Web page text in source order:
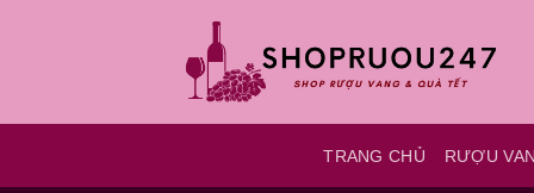
TRANG CHỦ RƯỢU